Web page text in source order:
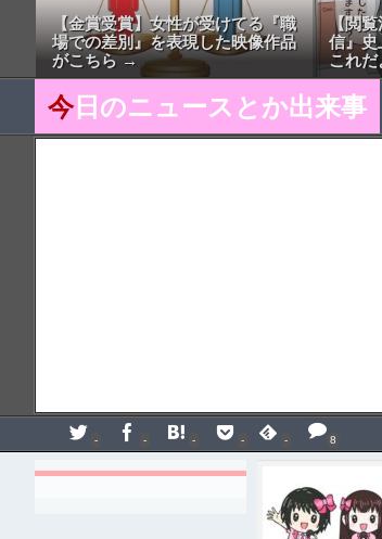
【金賞受賞】女性が受けてる『職
場での差別』を表現した映像作品
がこちら →
【閲
信』史
これ
今日のニュースとか出来事
- - - - - 8